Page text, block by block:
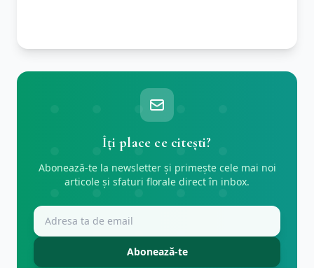
Îți place ce citești?
Abonează-te la newsletter și primește cele mai noi
articole și sfaturi florale direct în inbox.
Abonează-te